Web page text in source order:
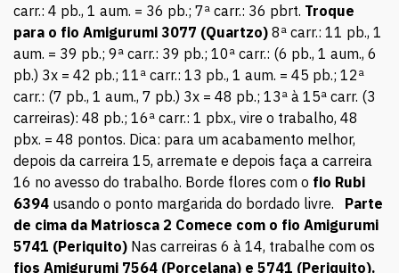
carr.: 4 pb., 1 aum. = 36 pb.; 7ª carr.: 36 pbrt. Troque
para o fio Amigurumi 3077 (Quartzo) 8ª carr.: 11 pb., 1
aum. = 39 pb.; 9ª carr.: 39 pb.; 10ª carr.: (6 pb., 1 aum., 6
pb.) 3x = 42 pb.; 11ª carr.: 13 pb., 1 aum. = 45 pb.; 12ª
carr.: (7 pb., 1 aum., 7 pb.) 3x = 48 pb.; 13ª à 15ª carr. (3
carreiras): 48 pb.; 16ª carr.: 1 pbx., vire o trabalho, 48
pbx. = 48 pontos. Dica: para um acabamento melhor,
depois da carreira 15, arremate e depois faça a carreira
16 no avesso do trabalho. Borde flores com o fio Rubi
6394 usando o ponto margarida do bordado livre. Parte
de cima da Matriosca 2 Comece com o fio Amigurumi
5741 (Periquito) Nas carreiras 6 à 14, trabalhe com os
fios Amigurumi 7564 (Porcelana) e 5741 (Periquito).